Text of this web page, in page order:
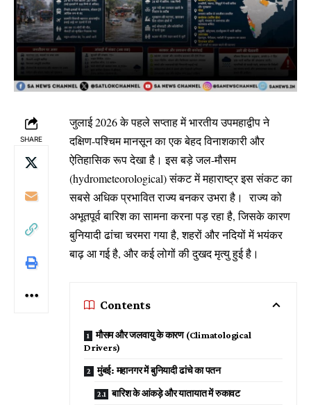
SHARE
जुलाई 2026 के पहले सप्ताह में भारतीय उपमहाद्वीप ने
दक्षिण-पश्चिम मानसून का एक बेहद विनाशकारी और
ऐतिहासिक रूप देखा है। इस बड़े जल-मौसम
(hydrometeorological) संकट में महाराष्ट्र इस संकट का
सबसे अधिक प्रभावित राज्य बनकर उभरा है। राज्य को
अभूतपूर्व बारिश का सामना करना पड़ रहा है, जिसके कारण
बुनियादी ढांचा चरमरा गया है, शहरों और नदियों में भयंकर
बाढ़ आ गई है, और कई लोगों की दुखद मृत्यु हुई है।
Contents
मौसम और जलवायु के कारण (Climatological
Drivers)
मुंबई: महानगर में बुनियादी ढांचे का पतन
बारिश के आंकड़े और यातायात में रुकावट